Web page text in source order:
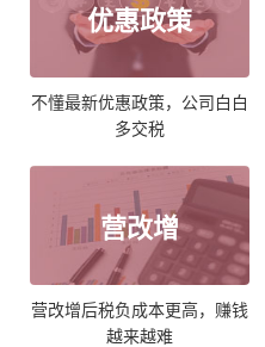
优惠政策
不懂最新优惠政策，公司白白
多交税
营改增
营改增后税负成本更高，赚钱
越来越难